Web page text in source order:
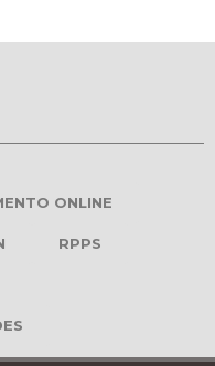
ONLINE
RPPS